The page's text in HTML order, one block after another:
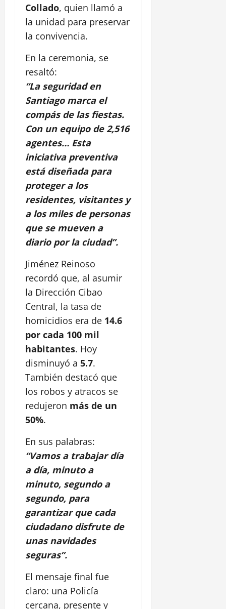
Collado, quien llamó a
la unidad para preservar
la convivencia.
En la ceremonia, se
resaltó:
“La seguridad en
Santiago marca el
compás de las fiestas.
Con un equipo de 2,516
agentes… Esta
iniciativa preventiva
está diseñada para
proteger a los
residentes, visitantes y
a los miles de personas
que se mueven a
diario por la ciudad”.
Jiménez Reinoso
recordó que, al asumir
la Dirección Cibao
Central, la tasa de
homicidios era de 14.6
por cada 100 mil
habitantes. Hoy
disminuyó a 5.7.
También destacó que
los robos y atracos se
redujeron más de un
50%.
En sus palabras:
“Vamos a trabajar día
a día, minuto a
minuto, segundo a
segundo, para
garantizar que cada
ciudadano disfrute de
unas navidades
seguras”.
El mensaje final fue
claro: una Policía
cercana, presente y